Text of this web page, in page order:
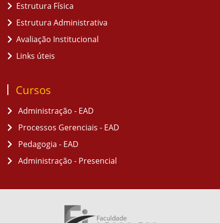
Estrutura Física
Estrutura Administrativa
Avaliação Institucional
Links úteis
Cursos
Administração - EAD
Processos Gerenciais - EAD
Pedagogia - EAD
Administração - Presencial